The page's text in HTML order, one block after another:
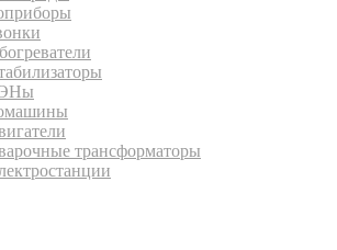
трансформаторы